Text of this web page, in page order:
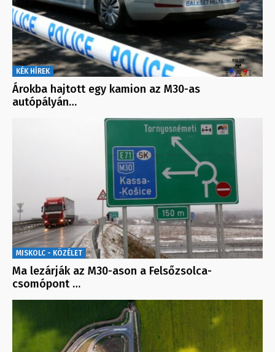
KÉK HÍREK
Árokba hajtott egy kamion az M30-as
autópályán…
MISKOLC - KÖZÉLET
Ma lezárják az M30-ason a Felsőzsolca-
csomópont …